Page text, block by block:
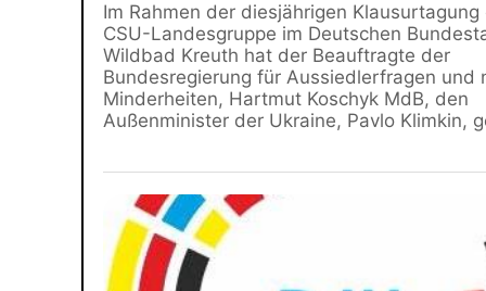
Im Rahmen der diesjährigen Klausurtagung
CSU-Landesgruppe im Deutschen
Wildbad Kreuth hat der Beauftragte der
Bundesregierung für Aussiedlerfragen und
Minderheiten, Hartmut Koschyk MdB, den
Außenminister der Ukraine, Pavlo Klimkin,